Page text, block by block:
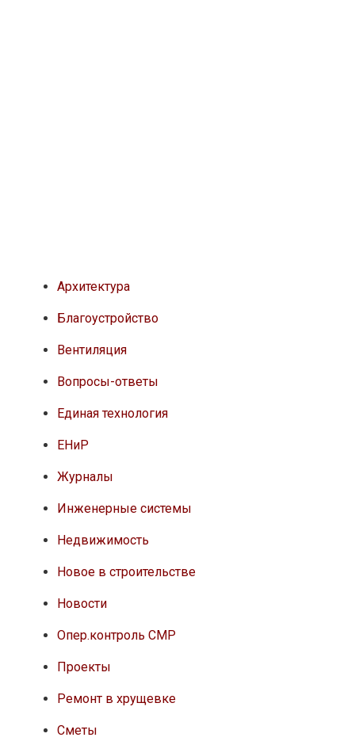
Архитектура
Благоустройство
Вентиляция
Вопросы-ответы
Единая технология
ЕНиР
Журналы
Инженерные системы
Недвижимость
Новое в строительстве
Новости
Опер.контроль СМР
Проекты
Ремонт в хрущевке
Сметы